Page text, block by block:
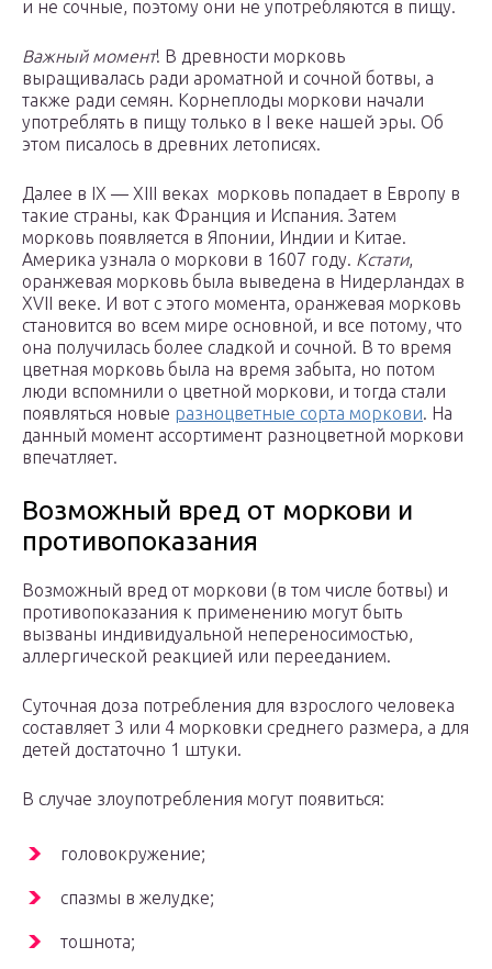
и не сочные, поэтому они не употребляются в пищу.
Важный момент! В древности морковь
выращивалась ради ароматной и сочной ботвы, а
также ради семян. Корнеплоды моркови начали
употреблять в пищу только в I веке нашей эры. Об
этом писалось в древних летописях.
Далее в IX — XIII веках морковь попадает в Европу в
такие страны, как Франция и Испания. Затем
морковь появляется в Японии, Индии и Китае.
Америка узнала о моркови в 1607 году. Кстати,
оранжевая морковь была выведена в Нидерландах в
XVII веке. И вот с этого момента, оранжевая морковь
становится во всем мире основной, и все потому, что
она получилась более сладкой и сочной. В то время
цветная морковь была на время забыта, но потом
люди вспомнили о цветной моркови, и тогда стали
появляться новые разноцветные сорта моркови. На
данный момент ассортимент разноцветной моркови
впечатляет.
Возможный вред от моркови и
противопоказания
Возможный вред от моркови (в том числе ботвы) и
противопоказания к применению могут быть
вызваны индивидуальной непереносимостью,
аллергической реакцией или перееданием.
Суточная доза потребления для взрослого человека
составляет 3 или 4 морковки среднего размера, а для
детей достаточно 1 штуки.
В случае злоупотребления могут появиться:
головокружение;
спазмы в желудке;
тошнота;